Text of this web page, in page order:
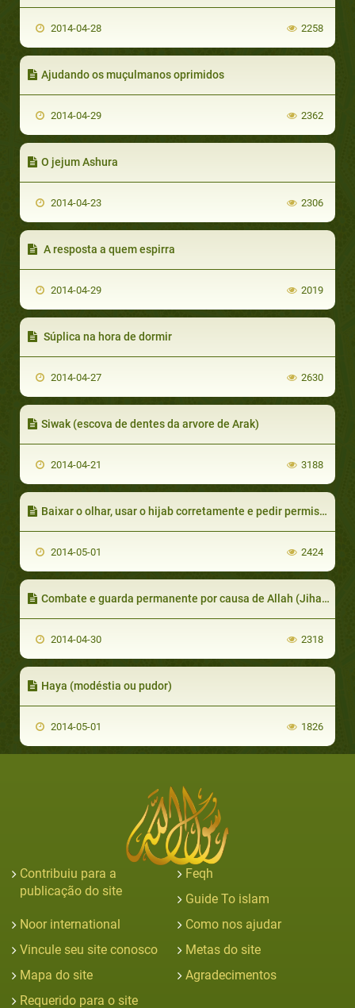
2014-04-28 2258
Ajudando os muçulmanos oprimidos
2014-04-29 2362
O jejum Ashura
2014-04-23 2306
A resposta a quem espirra
2014-04-29 2019
Súplica na hora de dormir
2014-04-27 2630
Siwak (escova de dentes da arvore de Arak)
2014-04-21 3188
Baixar o olhar, usar o hijab corretamente e pedir permissão para entrar
2014-05-01 2424
Combate e guarda permanente por causa de Allah (Jihad)
2014-04-30 2318
Haya (modéstia ou pudor)
2014-05-01 1826
Contribuiu para a
publicação do site
Feqh
Guide To islam
Noor international
Como nos ajudar
Vincule seu site conosco
Metas do site
Mapa do site
Agradecimentos
Requerido para o site